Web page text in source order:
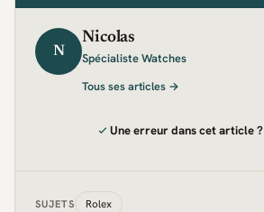
N
Nicolas
Spécialiste Watches
Tous ses articles →
Une erreur dans cet article ?
SUJETS Rolex